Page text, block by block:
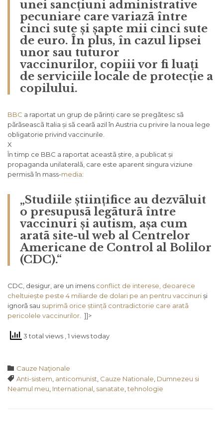
unei sancțiuni administrative
pecuniare care variazã între
cinci sute și șapte mii cinci sute
de euro. În plus, în cazul lipsei
unor sau tuturor
vaccinurilor, copiii vor fi luați
de serviciile locale de protecție a
copilului.
BBC a raportat un grup de pãrinți care se pregãtesc sã
pãrãseascã Italia și sã cearã azil în Austria cu privire la noua lege
obligatorie privind vaccinurile.
X
În timp ce BBC a raportat aceastã știre, a publicat și
propaganda unilateralã, care este aparent singura viziune
permisã în mass-media:
„Studiile științifice au dezvãluit
o presupusã legãturã între
vaccinuri și autism, așa cum
aratã site-ul web al Centrelor
Americane de Control al Bolilor
(CDC).“
CDC, desigur, are un imens conflict de interese, deoarece
cheltuiește peste 4 miliarde de dolari pe an pentru vaccinuriși
ignorã sau suprimã orice științã contradictorie care aratã
pericolele vaccinurilor . ]]>
3 total views , 1 views today
 Category
Cauze Naţionale
 Tags
Anti-sistem anticomunist Cauze Nationale Dumnezeu si
Neamul meu International sanatate ,tehnologie